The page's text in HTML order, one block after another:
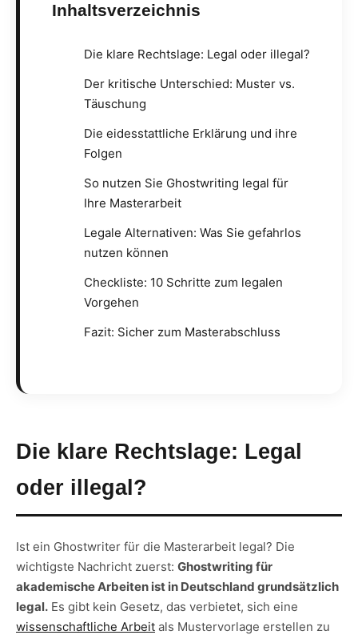
Inhaltsverzeichnis
Die klare Rechtslage: Legal oder illegal?
Der kritische Unterschied: Muster vs.
Täuschung
Die eidesstattliche Erklärung und ihre
Folgen
So nutzen Sie Ghostwriting legal für
Ihre Masterarbeit
Legale Alternativen: Was Sie gefahrlos
nutzen können
Checkliste: 10 Schritte zum legalen
Vorgehen
Fazit: Sicher zum Masterabschluss
Die klare Rechtslage: Legal
oder illegal?
Ist ein Ghostwriter für die Masterarbeit legal? Die
wichtigste Nachricht zuerst: Ghostwriting für
akademische Arbeiten ist in Deutschland grundsätzlich
legal. Es gibt kein Gesetz, das verbietet, sich eine
wissenschaftliche Arbeit als Mustervorlage erstellen zu